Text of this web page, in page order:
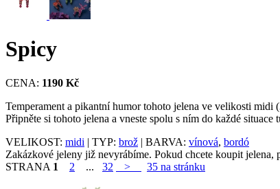
Spicy
CENA: 1190 Kč
Temperament a pikantní humor tohoto jelena ve velikosti
Připněte si tohoto jelena a vneste spolu s ním do každé
VELIKOST: midi | TYP: brož | BARVA: vínová, bordó
Zakázkové jeleny již nevyrábíme. Pokud chcete koupit jelena,
STRANA 1 2 ... 32 > 35 na stránku